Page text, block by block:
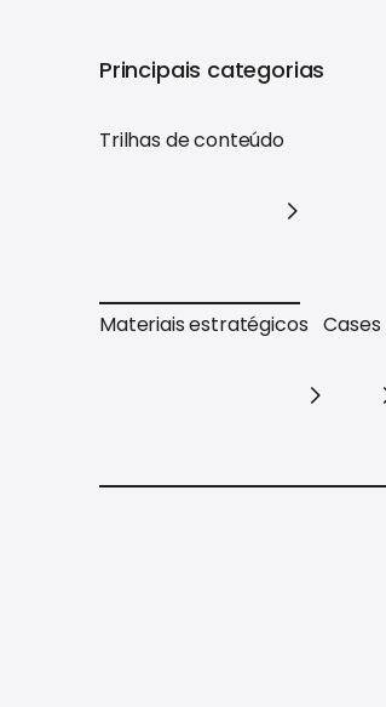
Principais categorias
Trilhas de conteúdo
Trilhas de conteúdo
Materiais estratégicos Cases